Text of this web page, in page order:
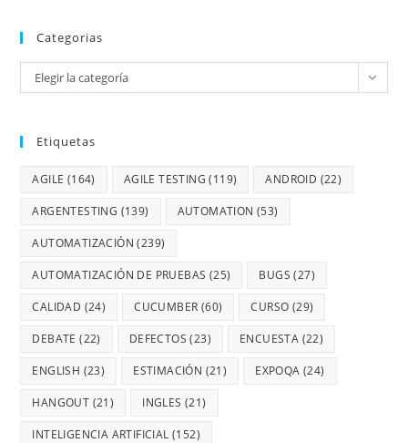
Categorias
Elegir la categoría
Etiquetas
AGILE (164) AGILE TESTING (119) ANDROID (22)
ARGENTESTING (139) AUTOMATION (53)
AUTOMATIZACIÓN (239)
AUTOMATIZACIÓN DE PRUEBAS (25) BUGS (27)
CALIDAD (24) CUCUMBER (60) CURSO (29)
DEBATE (22) DEFECTOS (23) ENCUESTA (22)
ENGLISH (23) ESTIMACIÓN (21) EXPOQA (24)
HANGOUT (21) INGLES (21)
INTELIGENCIA ARTIFICIAL (152)